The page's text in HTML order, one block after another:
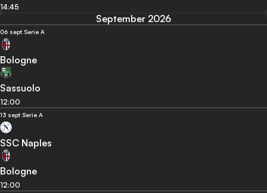
14:45
September 2026
06 sept. Serie A
Bologne
Sassuolo
12:00
13 sept. Serie A
SSC Naples
Bologne
12:00